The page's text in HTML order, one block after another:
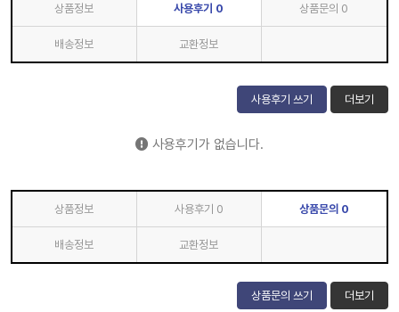
상품정보 사용후기 0 상품문의 0
배송정보 교환정보
사용후기 쓰기 더보기
사용후기가 없습니다.
상품정보 사용후기 0 상품문의 0
배송정보 교환정보
상품문의 쓰기 더보기